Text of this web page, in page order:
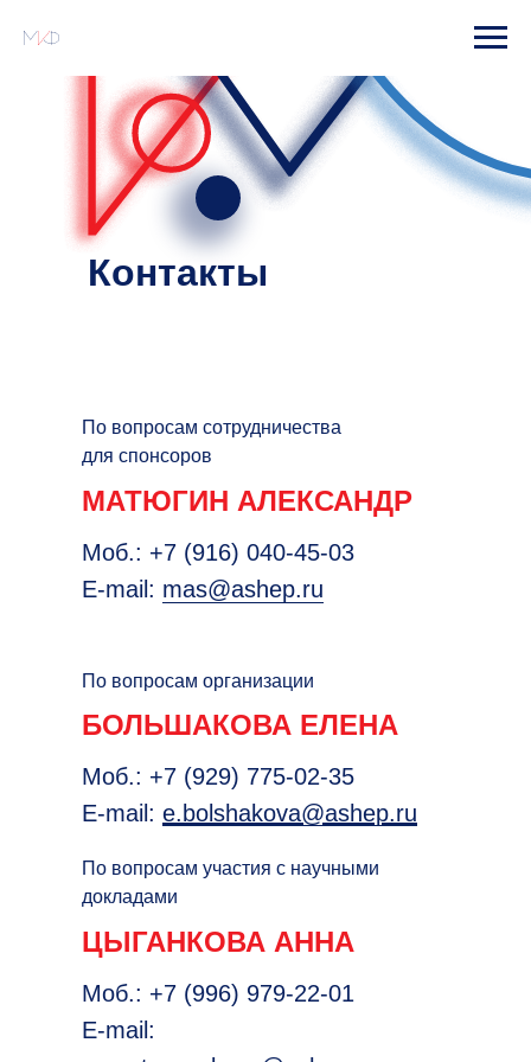
Контакты
МАТЮГИН АЛЕКСАНДР
По вопросам сотрудничества
для спонсоров
Моб.: +7 (916) 040-45-03
E-mail: mas@ashep.ru
БОЛЬШАКОВА ЕЛЕНА
ЦЫГАНКОВА АННА
По вопросам организации
По вопросам участия с научными
докладами
Моб.: +7 (929) 775-02-35
E-mail: e.bolshakova@ashep.ru
Моб.: +7 (996) 979-22-01
E-mail: